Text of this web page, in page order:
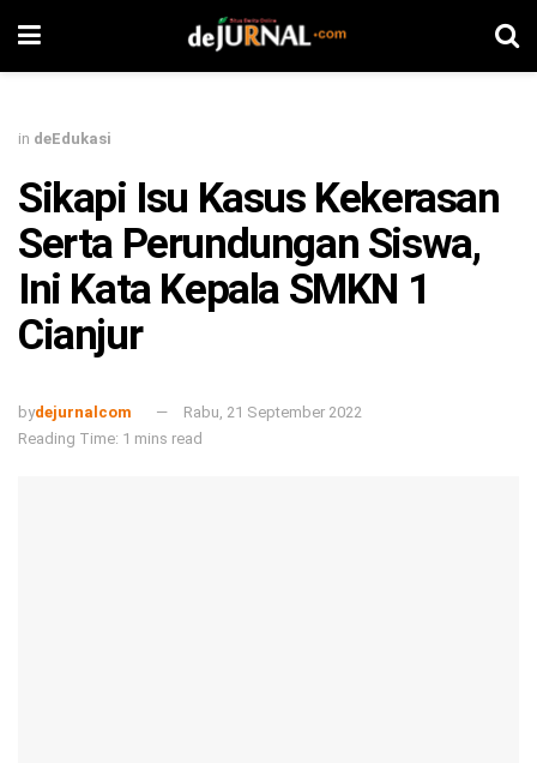
in deEdukasi
Sikapi Isu Kasus Kekerasan
Serta Perundungan Siswa,
Ini Kata Kepala SMKN 1
Cianjur
bydejurnalcom
Rabu, 21 September 2022
Reading Time: 1 mins read